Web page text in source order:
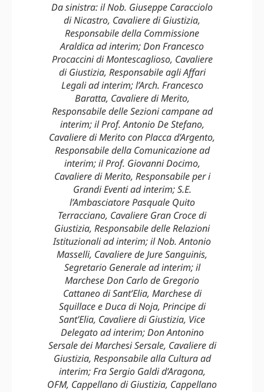
Da sinistra: il Nob. Giuseppe Caracciolo
di Nicastro, Cavaliere di Giustizia,
Responsabile della Commissione
Araldica ad interim; Don Francesco
Procaccini di Montescaglioso, Cavaliere
di Giustizia, Responsabile agli Affari
Legali ad interim; l’Arch. Francesco
Baratta, Cavaliere di Merito,
Responsabile delle Sezioni campane ad
interim; il Prof. Antonio De Stefano,
Cavaliere di Merito con Placca d’Argento,
Responsabile della Comunicazione ad
interim; il Prof. Giovanni Docimo,
Cavaliere di Merito, Responsabile per i
Grandi Eventi ad interim; S.E.
l’Ambasciatore Pasquale Quito
Terracciano, Cavaliere Gran Croce di
Giustizia, Responsabile delle Relazioni
Istituzionali ad interim; il Nob. Antonio
Masselli, Cavaliere de Jure Sanguinis,
Segretario Generale ad interim; il
Marchese Don Carlo de Gregorio
Cattaneo di Sant’Elia, Marchese di
Squillace e Duca di Noja, Principe di
Sant’Elia, Cavaliere di Giustizia, Vice
Delegato ad interim; Don Antonino
Sersale dei Marchesi Sersale, Cavaliere di
Giustizia, Responsabile alla Cultura ad
interim; Fra Sergio Galdi d’Aragona,
OFM, Cappellano di Giustizia, Cappellano